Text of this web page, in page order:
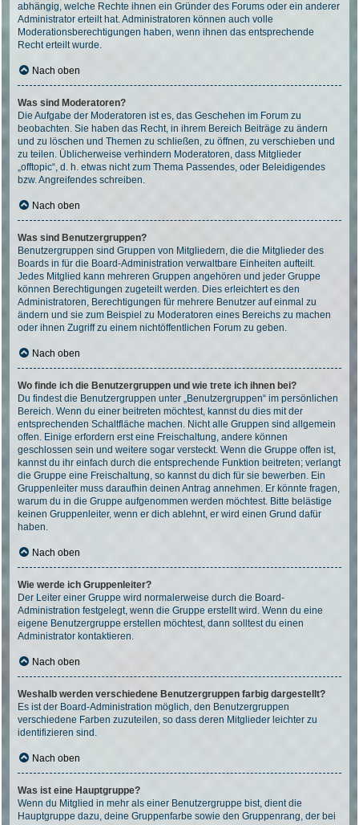
abhängig, welche Rechte ihnen ein Gründer des Forums oder ein anderer
Administrator erteilt hat. Administratoren können auch volle
Moderationsberechtigungen haben, wenn ihnen das entsprechende
Recht erteilt wurde.
Nach oben
Was sind Moderatoren?
Die Aufgabe der Moderatoren ist es, das Geschehen im Forum zu
beobachten. Sie haben das Recht, in ihrem Bereich Beiträge zu ändern
und zu löschen und Themen zu schließen, zu öffnen, zu verschieben und
zu teilen. Üblicherweise verhindern Moderatoren, dass Mitglieder
„offtopic“, d. h. etwas nicht zum Thema Passendes, oder Beleidigendes
bzw. Angreifendes schreiben.
Nach oben
Was sind Benutzergruppen?
Benutzergruppen sind Gruppen von Mitgliedern, die die Mitglieder des
Boards in für die Board-Administration verwaltbare Einheiten aufteilt.
Jedes Mitglied kann mehreren Gruppen angehören und jeder Gruppe
können Berechtigungen zugeteilt werden. Dies erleichtert es den
Administratoren, Berechtigungen für mehrere Benutzer auf einmal zu
ändern und sie zum Beispiel zu Moderatoren eines Bereichs zu machen
oder ihnen Zugriff zu einem nichtöffentlichen Forum zu geben.
Nach oben
Wo finde ich die Benutzergruppen und wie trete ich ihnen bei?
Du findest die Benutzergruppen unter „Benutzergruppen“ im persönlichen
Bereich. Wenn du einer beitreten möchtest, kannst du dies mit der
entsprechenden Schaltfläche machen. Nicht alle Gruppen sind allgemein
offen. Einige erfordern erst eine Freischaltung, andere können
geschlossen sein und weitere sogar versteckt. Wenn die Gruppe offen ist,
kannst du ihr einfach durch die entsprechende Funktion beitreten; verlangt
die Gruppe eine Freischaltung, so kannst du dich für sie bewerben. Ein
Gruppenleiter muss daraufhin deinen Antrag annehmen. Er könnte fragen,
warum du in die Gruppe aufgenommen werden möchtest. Bitte belästige
keinen Gruppenleiter, wenn er dich ablehnt, er wird einen Grund dafür
haben.
Nach oben
Wie werde ich Gruppenleiter?
Der Leiter einer Gruppe wird normalerweise durch die Board-
Administration festgelegt, wenn die Gruppe erstellt wird. Wenn du eine
eigene Benutzergruppe erstellen möchtest, dann solltest du einen
Administrator kontaktieren.
Nach oben
Weshalb werden verschiedene Benutzergruppen farbig dargestellt?
Es ist der Board-Administration möglich, den Benutzergruppen
verschiedene Farben zuzuteilen, so dass deren Mitglieder leichter zu
identifizieren sind.
Nach oben
Was ist eine Hauptgruppe?
Wenn du Mitglied in mehr als einer Benutzergruppe bist, dient die
Hauptgruppe dazu, deine Gruppenfarbe sowie den Gruppenrang, der bei